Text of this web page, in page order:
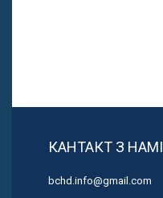
КАНТАКТ З НАМІ
bchd.info@gmail.com